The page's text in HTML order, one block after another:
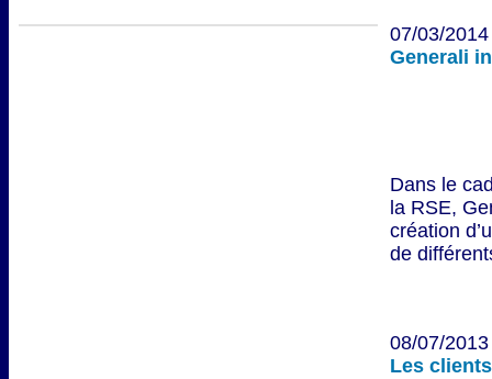
07/03/
Generali
Dans le
la RSE,
création
de
08/07/
Les